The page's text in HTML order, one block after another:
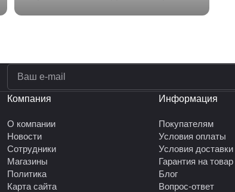
Компания
О компании
Новости
Сотрудники
Магазины
Политика
Карта сайта
Информация
Покупателям
Условия оплаты
Условия доставки
Гарантия на товар
Блог
Вопрос-ответ